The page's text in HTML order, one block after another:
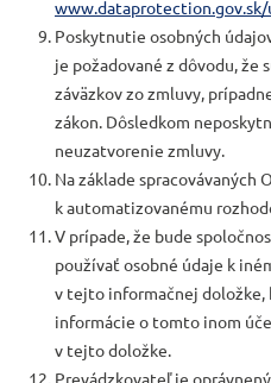
Poskytnutie osobných
je požadované z dôvodu, že
záväzkov zo zmluvy,
zákon. Dôsledkom
neuzatvorenie zmluvy.
Na základe spracovávaných
k automatizovanému
V prípade, že bude
používať osobné údaje k
v tejto informačnej doložke,
informácie o tomto inom
v tejto doložke.